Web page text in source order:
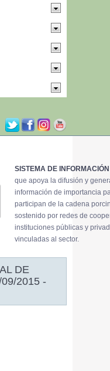
SISTEMA DE
que apoya la difusión y
información de importancia
participan de la cadena
sostenido por redes de
instituciones públicas y
vinculadas al sector.
DE
2015 -